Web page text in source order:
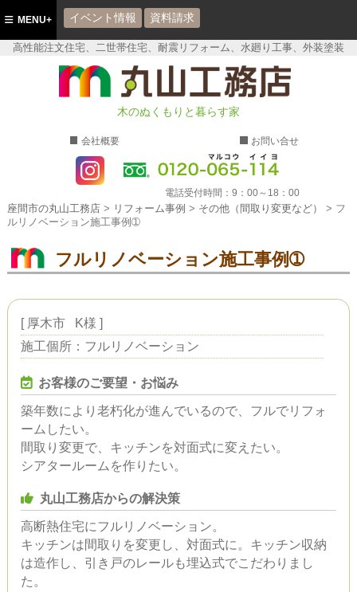
高性能注文住宅、二世帯住宅、耐震リフォーム、水廻り工事、外装塗装
座間市の丸山工務店
木のぬくもりと暮らす家
会社概要 お問い合せ
電話受付時間： 9：00～18：00
MENU+ イベント情報 資料請求
座間市の丸山工務店> リフォーム事例 > その他（間取り変更など） > フ
ルリノベーション施工事例➀
フルリノベーション施工事例➀
[ 厚木市 K様 ]
施工個所：フルリノベーション
お客様のご要望・お悩み
築年数により老朽化が進んでいるので、フルでリフォ
ームしたい。
間取り変更で、キッチンを対面式に変えたい。
シアタールームを作りたい。
丸山工務店からの解決策
高断熱住宅にフルリノベーション。
キッチンは間取りを変更し、対面式に。キッチン収納
は造作し、引き戸のレールも埋込式でこだわりまし
た。